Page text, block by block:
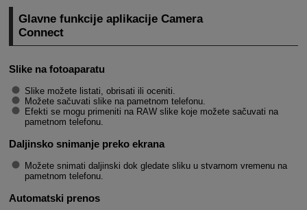
Glavne funkcije aplikacije Camera
Connect
Slike na fotoaparatu
Slike možete listati, obrisati ili oceniti.
Možete sačuvati slike na pametnom telefonu.
Efekti se mogu primeniti na RAW slike koje možete sačuvati na
pametnom telefonu.
Daljinsko snimanje preko ekrana
Možete snimati daljinski dok gledate sliku u stvarnom vremenu na
pametnom telefonu.
Automatski prenos